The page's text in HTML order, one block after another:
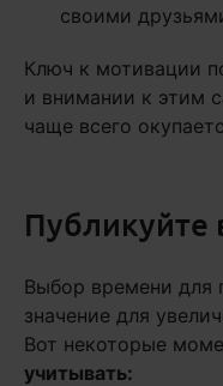
своими
Ключ к мотивации
и внимании к этим
чаще всего
Публикуйте
Выбор времени для
значение для
Вот некоторые
учитывать: